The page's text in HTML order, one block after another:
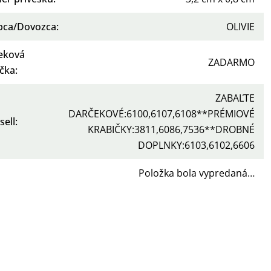
Dovozca: OLIVIE
:
ZADARMO
:
ZABAĽTE
DARČEKOVÉ:6100,6107,6108**PRÉMIOVÉ
KRABIČKY:3811,6086,7536**DROBNÉ
DOPLNKY:6103,6102,6606
Položka bola vypredaná…